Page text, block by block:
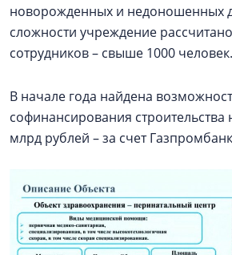
новорожденных и недоношенных
сложности учреждение
сотрудников – свыше 1000 человек.
В начале года найдена
софинансирования строительства
млрд рублей – за счет